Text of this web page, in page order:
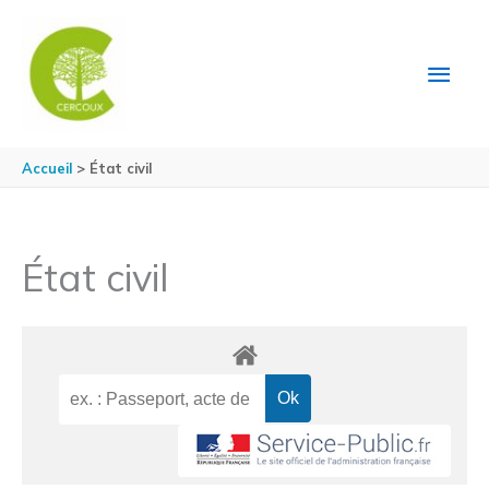
Accueil État civil
État civil